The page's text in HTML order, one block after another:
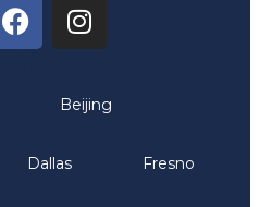
Beijing
Dallas Fresno